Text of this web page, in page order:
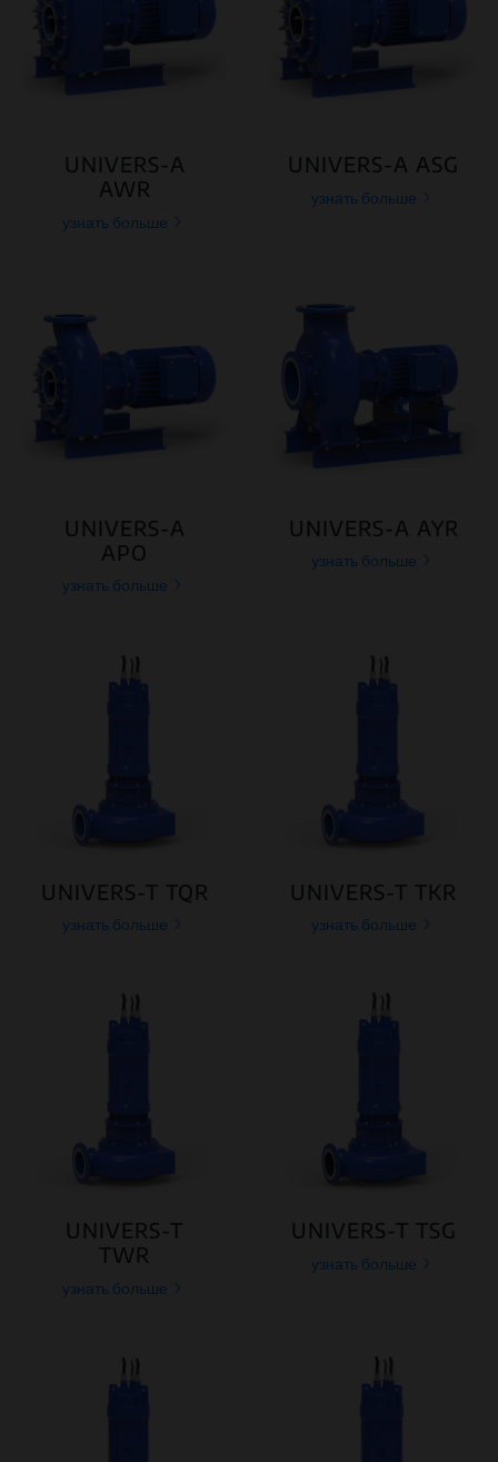
UNIVERS-A
AWR
узнать больше
UNIVERS-A ASG
узнать больше
UNIVERS-A
APO
узнать больше
UNIVERS-A AYR
узнать больше
UNIVERS-T TQR
узнать больше
UNIVERS-T TKR
узнать больше
UNIVERS-T
TWR
узнать больше
UNIVERS-T TSG
узнать больше